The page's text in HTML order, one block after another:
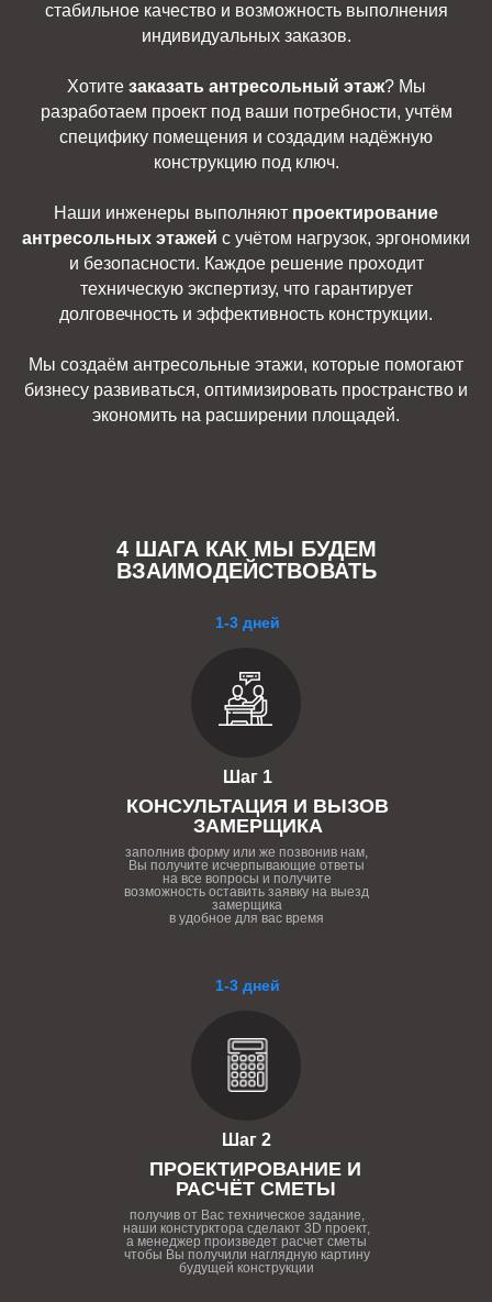
стабильное качество и возможность выполнения
индивидуальных заказов.
Хотите заказать антресольный этаж? Мы
разработаем проект под ваши потребности, учтём
специфику помещения и создадим надёжную
конструкцию под ключ.
Наши инженеры выполняют проектирование
антресольных этажей с учётом нагрузок, эргономики
и безопасности. Каждое решение проходит
техническую экспертизу, что гарантирует
долговечность и эффективность конструкции.
Мы создаём антресольные этажи, которые помогают
бизнесу развиваться, оптимизировать пространство и
экономить на расширении площадей.
4 ШАГА КАК МЫ БУДЕМ
ВЗАИМОДЕЙСТВОВАТЬ
1-3 дней
Шаг 2
ПРОЕКТИРОВАНИЕ И
РАСЧЁТ СМЕТЫ
получив от Вас техническое задание,
наши констурктора сделают 3D проект,
а менеджер произведет расчет сметы
чтобы Вы получили наглядную картину
будущей конструкции
1-3 дней
Шаг 1
КОНСУЛЬТАЦИЯ И ВЫЗОВ
ЗАМЕРЩИКА
заполнив форму или же позвонив нам,
Вы получите исчерпывающие ответы
на все вопросы и получите
возможность оставить заявку на выезд
замерщика
в удобное для вас время